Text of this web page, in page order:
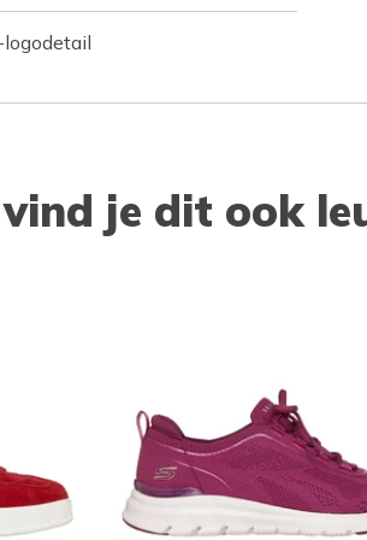
je dit ook